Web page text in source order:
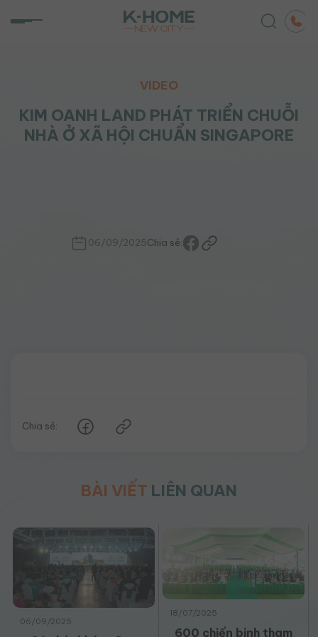
đến
VIDEO
KIM OANH LAND PHÁT TRIỂN CHUỖI
NHÀ Ở XÃ HỘI CHUẨN SINGAPORE
06/09/2025Chia sẻ:
Chia sẻ:
BÀI VIẾT LIÊN QUAN
06/09/2025
18/07/2025
600 chiến binh tham